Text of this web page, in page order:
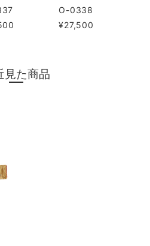
O-0338
¥27,500
見た商品